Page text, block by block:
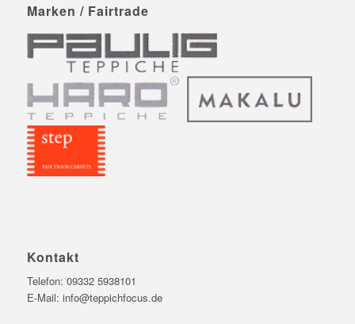
Marken / Fairtrade
Kontakt
Telefon: 09332 5938101
E-Mail: info@teppichfocus.de